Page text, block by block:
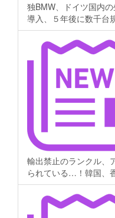
独BMW、ドイツ国内
導入、５年後に数千台
輸出禁止のランクル、
られている…！韓国、